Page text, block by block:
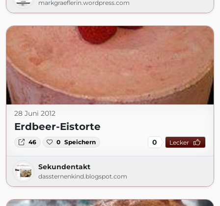
markgraeflerin.wordpress.com
28 Juni 2012
Erdbeer-Eistorte
46 0 Speichern 0 Lecker
Sekundentakt
dassternenkind.blogspot.com